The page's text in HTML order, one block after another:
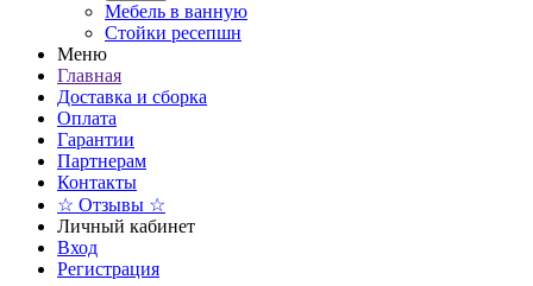
Мебель в ванную
Стойки ресепшн
Меню
Главная
Доставка и сборка
Оплата
Гарантии
Партнерам
Контакты
☆ Отзывы ☆
Личный кабинет
Вход
Регистрация